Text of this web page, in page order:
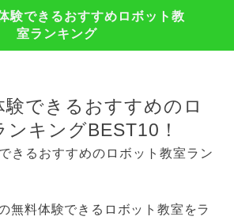
験できるおすすめロボット教
室ランキング
験できるおすすめのロ
キングBEST10！
無料体験できるロボット教室をラ